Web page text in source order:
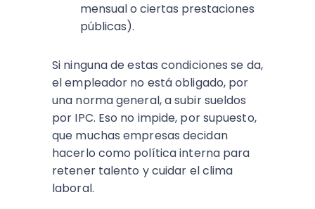
mensual o ciertas prestaciones
públicas).​
Si ninguna de estas condiciones se da,
el empleador no está obligado, por
una norma general, a subir sueldos
por IPC. Eso no impide, por supuesto,
que muchas empresas decidan
hacerlo como política interna para
retener talento y cuidar el clima
laboral.